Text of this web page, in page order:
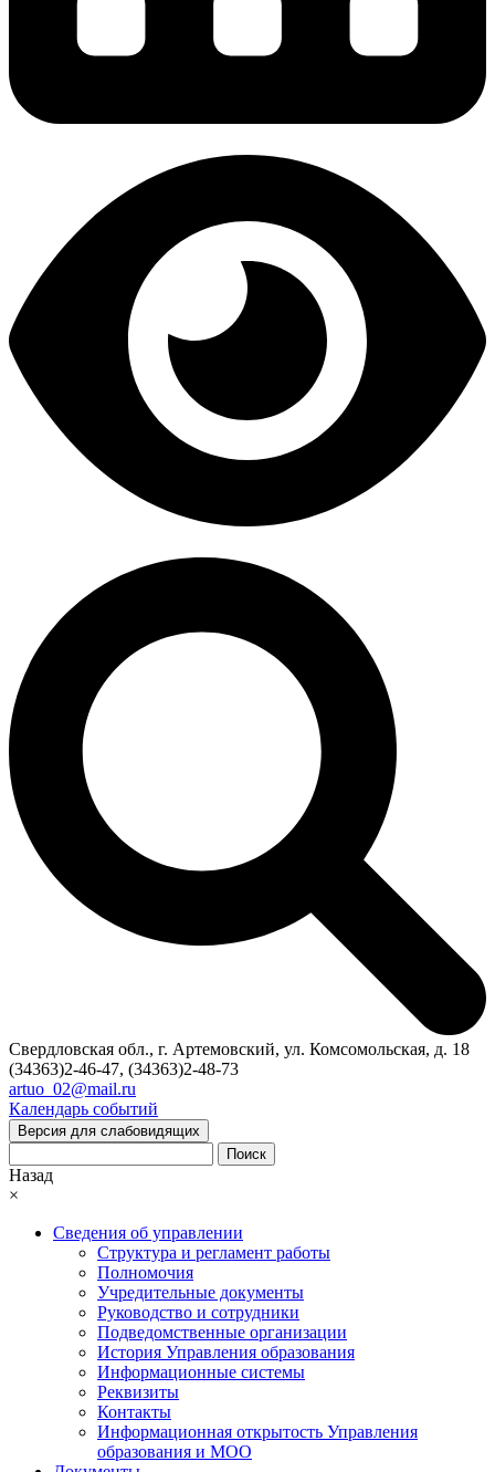
Свердловская обл., г. Артемовский, ул. Комсомольская, д. 18
(34363)2-46-47, (34363)2-48-73
artuo_02@mail.ru
Календарь событий
Версия для слабовидящих
Поиск
Назад
×
Сведения об управлении
Структура и регламент работы
Полномочия
Учредительные документы
Руководство и сотрудники
Подведомственные организации
История Управления образования
Информационные системы
Реквизиты
Контакты
Информационная открытость Управления
образования и МОО